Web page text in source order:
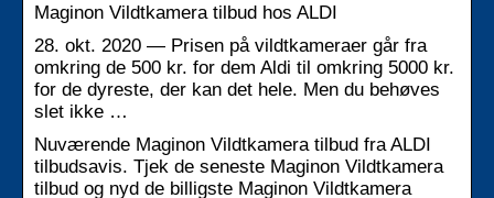
Maginon Vildtkamera tilbud hos ALDI
28. okt. 2020 — Prisen på vildtkameraer går fra
omkring de 500 kr. for dem Aldi til omkring 5000 kr.
for de dyreste, der kan det hele. Men du behøves
slet ikke …
Nuværende Maginon Vildtkamera tilbud fra ALDI
tilbudsavis. Tjek de seneste Maginon Vildtkamera
tilbud og nyd de billigste Maginon Vildtkamera